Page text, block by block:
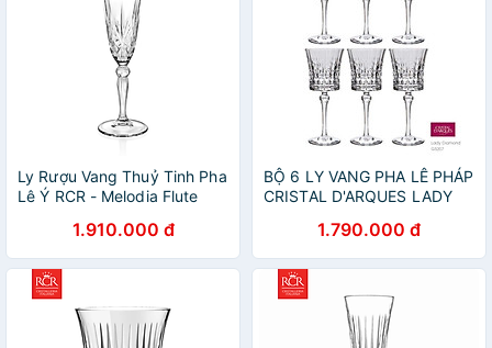
Ly Rượu Vang Thuỷ Tinh Pha
Lê Ý RCR - Melodia Flute
1.910.000 đ
BỘ 6 LY VANG PHA LÊ PHÁP
CRISTAL D'ARQUES LADY
chính hãng1.790.000 đ